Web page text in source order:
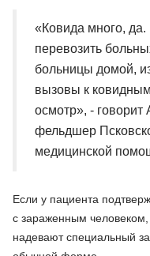
«Ковида много, да.
перевозить
больницы домой,
вызовы к
осмотр», -
фельдшер
медицинской
Если у пациента
с зараженным человеком,
надевают специальный